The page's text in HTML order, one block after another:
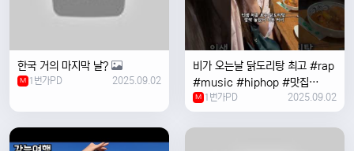
한국 거의 마지막 날?
M 1번가PD 2025.09.02
비가 오는날 ￼닭도리탕 최고 #rap
#music #hiphop #맛집
#travel #여행 #food ￼
M 1번가PD 2025.09.02